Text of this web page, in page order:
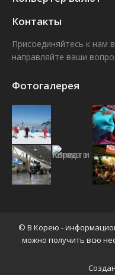
Контакты
Присоединяйтесь к нам
направляйте ваши
Фотогалерея
© В Корею -
можно получить всю